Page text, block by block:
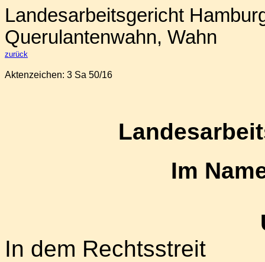
Landesarbeitsgericht
Querulantenwahn, Wahn
zurück
Aktenzeichen: 3 Sa 50/16
Im
In dem Rechtsstreit